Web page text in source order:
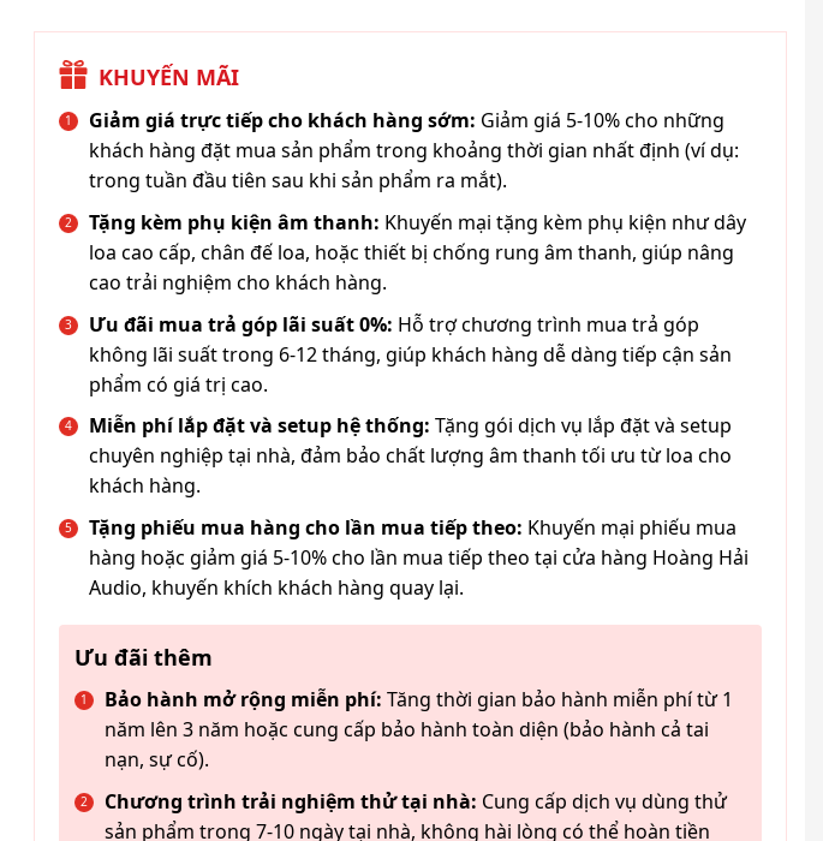
KHUYẾN MÃI
Giảm giá trực tiếp cho khách hàng sớm: Giảm giá 5-10% cho những
khách hàng đặt mua sản phẩm trong khoảng thời gian nhất định (ví dụ:
trong tuần đầu tiên sau khi sản phẩm ra mắt).
Tặng kèm phụ kiện âm thanh: Khuyến mại tặng kèm phụ kiện như dây
loa cao cấp, chân đế loa, hoặc thiết bị chống rung âm thanh, giúp nâng
cao trải nghiệm cho khách hàng.
Ưu đãi mua trả góp lãi suất 0%: Hỗ trợ chương trình mua trả góp
không lãi suất trong 6-12 tháng, giúp khách hàng dễ dàng tiếp cận sản
phẩm có giá trị cao.
Miễn phí lắp đặt và setup hệ thống: Tặng gói dịch vụ lắp đặt và setup
chuyên nghiệp tại nhà, đảm bảo chất lượng âm thanh tối ưu từ loa cho
khách hàng.
Tặng phiếu mua hàng cho lần mua tiếp theo: Khuyến mại phiếu mua
hàng hoặc giảm giá 5-10% cho lần mua tiếp theo tại cửa hàng Hoàng Hải
Audio, khuyến khích khách hàng quay lại.
Ưu đãi thêm
Bảo hành mở rộng miễn phí: Tăng thời gian bảo hành miễn phí từ 1
năm lên 3 năm hoặc cung cấp bảo hành toàn diện (bảo hành cả tai
nạn, sự cố).
Chương trình trải nghiệm thử tại nhà: Cung cấp dịch vụ dùng thử
sản phẩm trong 7-10 ngày tại nhà, không hài lòng có thể hoàn tiền